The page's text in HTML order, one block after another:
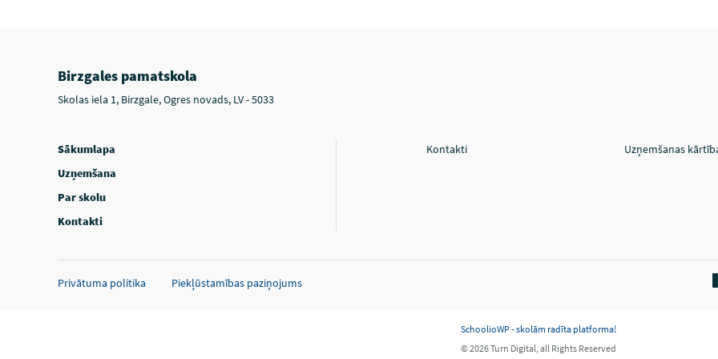
Birzgales pamatskola
Skolas iela 1, Birzgale, Ogres novads, LV - 5033
Sākumlapa
Uzņemšana
Par skolu
Kontakti
Kontakti Uzņemšanas
Privātuma politika Piekļūstamības paziņojums
SchoolioWP - skolām radīta platforma!
© 2026 Turn Digital, all Rights Reserved